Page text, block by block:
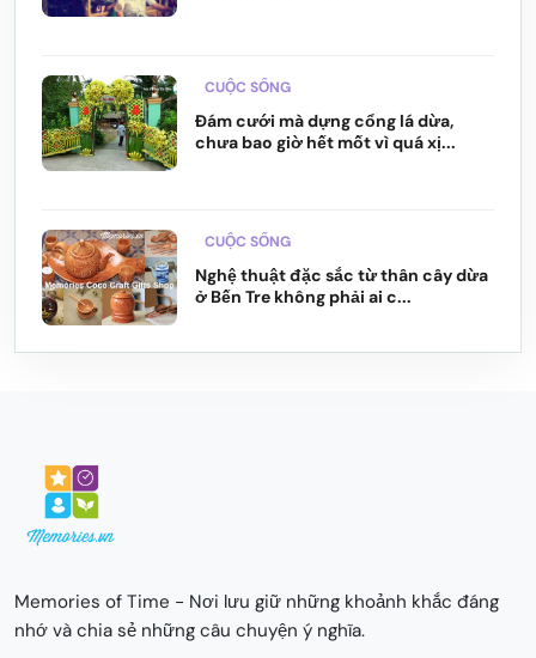
CUỘC SỐNG
Đám cưới mà dựng cổng lá dừa,
chưa bao giờ hết mốt vì quá xị...
CUỘC SỐNG
Nghệ thuật đặc sắc từ thân cây dừa
ở Bến Tre không phải ai c...
Memories of Time - Nơi lưu giữ những khoảnh khắc đáng
nhớ và chia sẻ những câu chuyện ý nghĩa.